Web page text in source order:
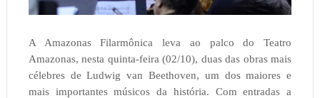
A Amazonas Filarmônica leva ao palco do Teatro
Amazonas, nesta quinta-feira (02/10), duas das obras mais
célebres de Ludwig van Beethoven, um dos maiores e
mais importantes músicos da história. Com entradas a